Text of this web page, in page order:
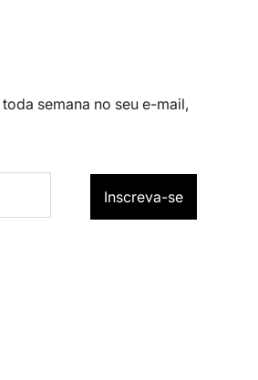
semana no seu e-mail,